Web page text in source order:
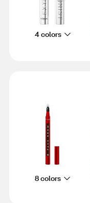
4 colors
8 colors